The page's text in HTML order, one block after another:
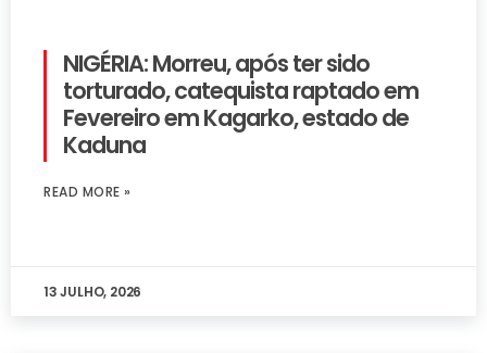
NIGÉRIA: Morreu, após ter sido
torturado, catequista raptado em
Fevereiro em Kagarko, estado de
Kaduna
READ MORE »
13 JULHO, 2026